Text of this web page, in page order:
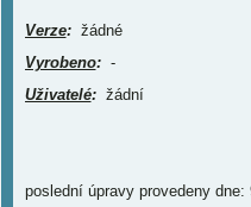
Verze:žádné
Vyrobeno:-
Uživatelé:žádní
poslední úpravy provedeny dne: